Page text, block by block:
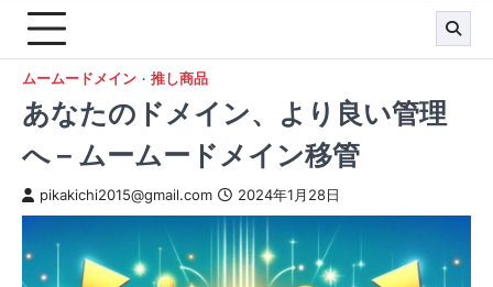
ムームードメイン 推し商品
あなたのドメイン、より良い管理
へ – ムームードメイン移管
pikakichi2015@gmail.com 2024年1月28日